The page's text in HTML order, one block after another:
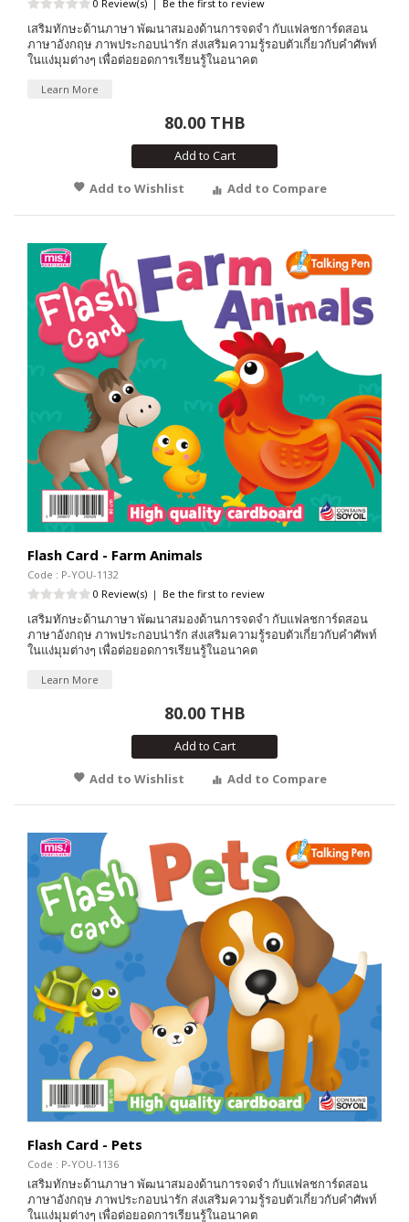
0 Review(s) | Be the first to review
เสริมทักษะด้านภาษา พัฒนาสมองด้านการจดจำ กับแฟลชการ์ดสอน
ภาษาอังกฤษ ภาพประกอบน่ารัก ส่งเสริมความรู้รอบตัวเกี่ยวกับคำศัพท์
ในแง่มุมต่างๆ เพื่อต่อยอดการเรียนรู้ในอนาคต
Learn More
80.00 THB
Add to Cart
Add to Wishlist
Add to Compare
Flash Card - Farm Animals
Code : P-YOU-1132
0 Review(s) | Be the first to review
เสริมทักษะด้านภาษา พัฒนาสมองด้านการจดจำ กับแฟลชการ์ดสอน
ภาษาอังกฤษ ภาพประกอบน่ารัก ส่งเสริมความรู้รอบตัวเกี่ยวกับคำศัพท์
ในแง่มุมต่างๆ เพื่อต่อยอดการเรียนรู้ในอนาคต
Learn More
80.00 THB
Add to Cart
Add to Wishlist
Add to Compare
Flash Card - Pets
Code : P-YOU-1136
เสริมทักษะด้านภาษา พัฒนาสมองด้านการจดจำ กับแฟลชการ์ดสอน
ภาษาอังกฤษ ภาพประกอบน่ารัก ส่งเสริมความรู้รอบตัวเกี่ยวกับคำศัพท์
ในแง่มุมต่างๆ เพื่อต่อยอดการเรียนรู้ในอนาคต